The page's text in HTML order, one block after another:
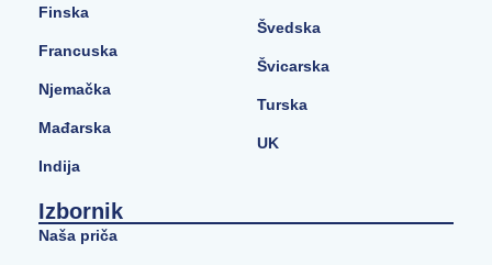
Finska
Francuska
Njemačka
Mađarska
Indija
Švedska
Švicarska
Turska
UK
Izbornik
Naša priča